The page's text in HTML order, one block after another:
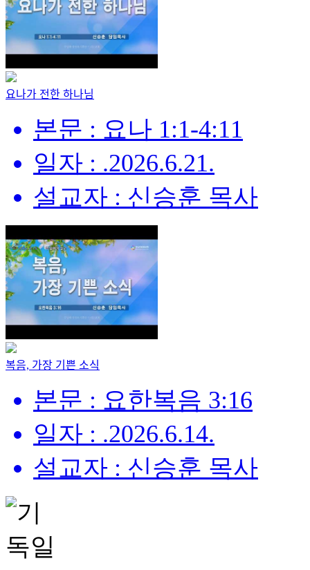
요나가 전한 하나님
본문 : 요나 1:1-4:11
일자 : .2026.6.21.
설교자 : 신승훈 목사
복음, 가장 기쁜 소식
본문 : 요한복음 3:16
일자 : .2026.6.14.
설교자 : 신승훈 목사